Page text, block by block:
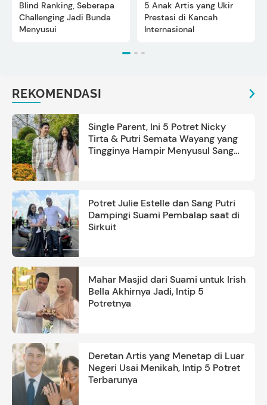
Blind Ranking, Seberapa
Challenging Jadi Bunda
Menyusui
5 Anak Artis yang Ukir
Prestasi di Kancah
Internasional
REKOMENDASI
Single Parent, Ini 5 Potret Nicky
Tirta & Putri Semata Wayang yang
Tingginya Hampir Menyusul Sang
Potret Julie Estelle dan Sang Putri
Dampingi Suami Pembalap saat di
Sirkuit
Mahar Masjid dari Suami untuk Irish
Bella Akhirnya Jadi, Intip 5
Potretnya
Deretan Artis yang Menetap di Luar
Negeri Usai Menikah, Intip 5 Potret
Terbarunya